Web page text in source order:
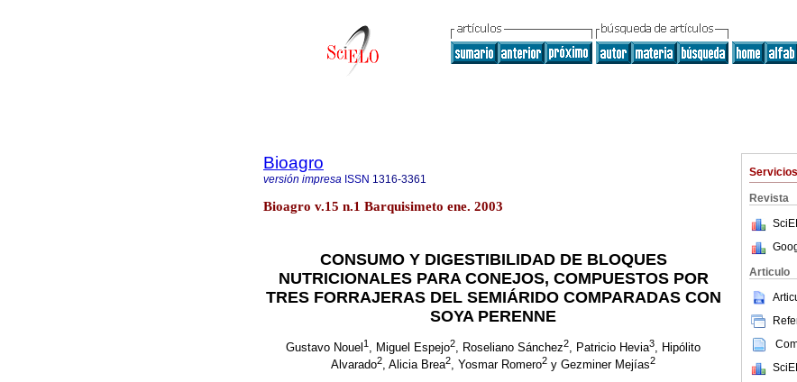
Revista
Articulo
Bioagro
versión impresa ISSN 1316-3361
Bioagro v.15 n.1 Barquisimeto ene. 2003
CONSUMO Y DIGESTIBILIDAD DE BLOQUES
NUTRICIONALES PARA CONEJOS, COMPUESTOS POR
TRES FORRAJERAS DEL SEMIÁRIDO COMPARADAS CON
SOYA PERENNE
Gustavo Nouel 1 , Miguel Espejo2, Roseliano Sánchez2, Patricio Hevia3, Hipólito
Alvarado2, Alicia Brea2, Yosmar Romero2 y Gezminer Mejías2